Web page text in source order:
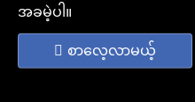
အခမဲ့ပါ။
စာလေ့လာမယ့်